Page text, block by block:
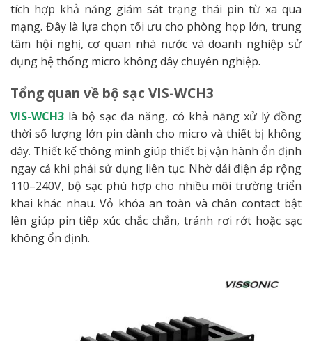
tích hợp khả năng giám sát trạng thái pin từ xa qua
mạng. Đây là lựa chọn tối ưu cho phòng họp lớn, trung
tâm hội nghị, cơ quan nhà nước và doanh nghiệp sử
dụng hệ thống micro không dây chuyên nghiệp.
Tổng quan về bộ sạc VIS-WCH3
VIS-WCH3 là bộ sạc đa năng, có khả năng xử lý đồng
thời số lượng lớn pin dành cho micro và thiết bị không
dây. Thiết kế thông minh giúp thiết bị vận hành ổn định
ngay cả khi phải sử dụng liên tục. Nhờ dải điện áp rộng
110–240V, bộ sạc phù hợp cho nhiều môi trường triển
khai khác nhau. Vỏ khóa an toàn và chân contact bật
lên giúp pin tiếp xúc chắc chắn, tránh rơi rớt hoặc sạc
không ổn định.